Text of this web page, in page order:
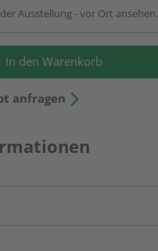
Ausstellung - vor Ort ansehen.
In den Warenkorb
anfragen